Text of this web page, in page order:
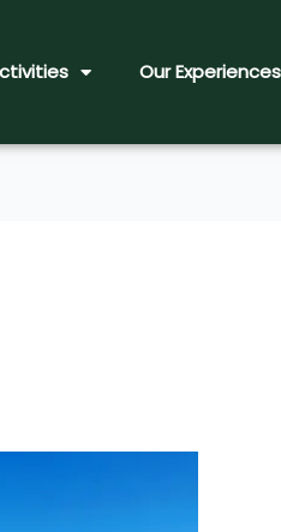
Our Experiences